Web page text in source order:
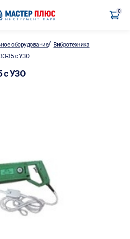
0
оборудование/ Вибротехника
35 с УЗО
с УЗО